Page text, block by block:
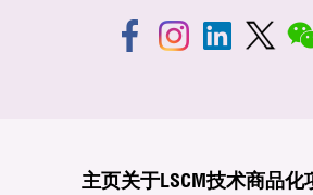
主页关于LSCM技术商品化